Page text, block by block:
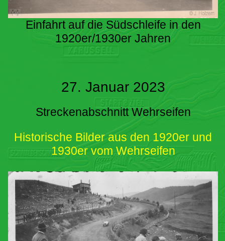
Einfahrt auf die Südschleife in den
1920er/1930er Jahren
27. Januar 2023
Streckenabschnitt Wehrseifen
Historische Bilder aus den 1920er und
1930er vom Wehrseifen